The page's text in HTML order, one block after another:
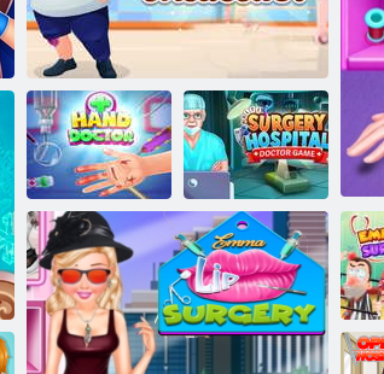
Ligoninės autobuso vairuotojo skubi
pagalba
Rankų gydytojas
Daugiafunkcinė
chirurgijos
ligoninė